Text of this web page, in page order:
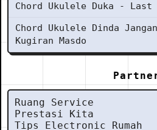
Chord Ukulele Duka - Last
Chord Ukulele Dinda
Kugiran Masdo
Ruang Service
Prestasi Kita
Tips Electronic Rumah